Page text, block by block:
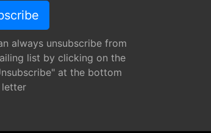
always unsubscribe from
list by clicking on the
at the bottom